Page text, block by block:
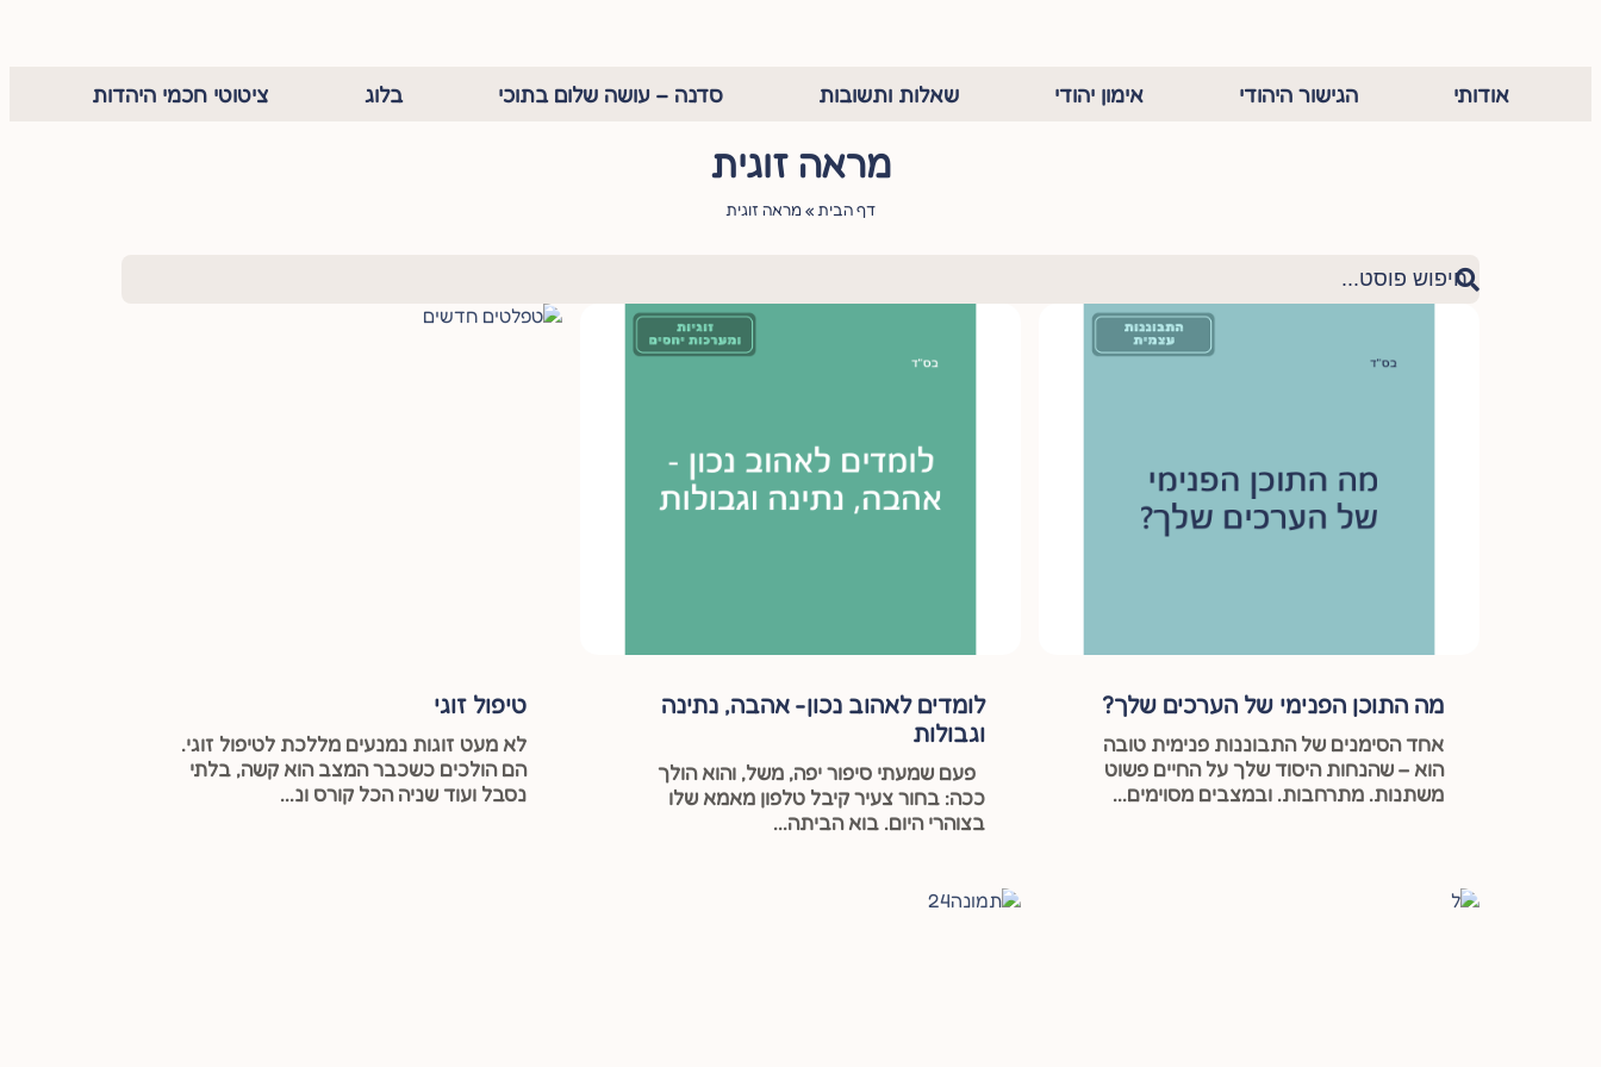
אודותי הגישור היהודי אימון יהודי שאלות ותשובות סדנה – עושה שלום בתוכי בלוג ציטוטי חכמי היהדות
מראה זוגית
דף הבית »מראה זוגית
מה התוכן הפנימי של הערכים שלך?
אחד הסימנים של התבוננות פנימית טובה
הוא – שהנחות היסוד שלך על החיים פשוט
משתנות. מתרחבות. ובמצבים מסוימים...
לומדים לאהוב נכון- אהבה, נתינה
וגבולות
פעם שמעתי סיפור יפה, משל, והוא הולך
ככה: בחור צעיר קיבל טלפון מאמא שלו
בצוהרי היום. בוא הביתה...
טיפול זוגי
לא מעט זוגות נמנעים מללכת לטיפול זוגי.
הם הולכים כשכבר המצב הוא קשה, בלתי
נסבל ועוד שניה הכל קורס ונ...